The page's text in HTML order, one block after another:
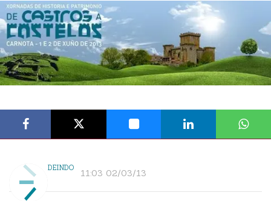
DEINDO 11:03 02/03/13